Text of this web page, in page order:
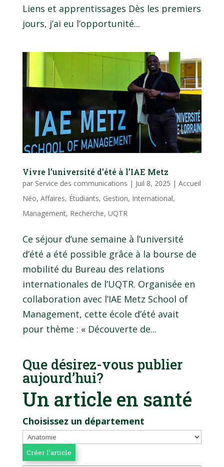
Liens et apprentissages Dès les premiers
jours, j’ai eu l’opportunité...
Vivre l’université d’été à l’IAE Metz
par Service des communications | Juil 8, 2025 | Accueil
Néo, Affaires, Étudiants, Gestion, International,
Management, Recherche, UQTR
Ce séjour d’une semaine à l’université
d’été a été possible grâce à la bourse de
mobilité du Bureau des relations
internationales de l’UQTR. Organisée en
collaboration avec l’IAE Metz School of
Management, cette école d’été avait
pour thème : « Découverte de...
Que désirez-vous publier
aujourd’hui?
Un article en santé
Choisissez un département